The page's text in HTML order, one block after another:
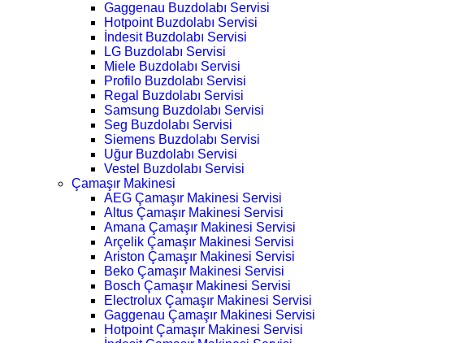
Gaggenau Buzdolabı Servisi
Hotpoint Buzdolabı Servisi
İndesit Buzdolabı Servisi
LG Buzdolabı Servisi
Miele Buzdolabı Servisi
Profilo Buzdolabı Servisi
Regal Buzdolabı Servisi
Samsung Buzdolabı Servisi
Seg Buzdolabı Servisi
Siemens Buzdolabı Servisi
Uğur Buzdolabı Servisi
Vestel Buzdolabı Servisi
Çamaşır Makinesi
AEG Çamaşır Makinesi Servisi
Altus Çamaşır Makinesi Servisi
Amana Çamaşır Makinesi Servisi
Arçelik Çamaşır Makinesi Servisi
Ariston Çamaşır Makinesi Servisi
Beko Çamaşır Makinesi Servisi
Bosch Çamaşır Makinesi Servisi
Electrolux Çamaşır Makinesi Servisi
Gaggenau Çamaşır Makinesi Servisi
Hotpoint Çamaşır Makinesi Servisi